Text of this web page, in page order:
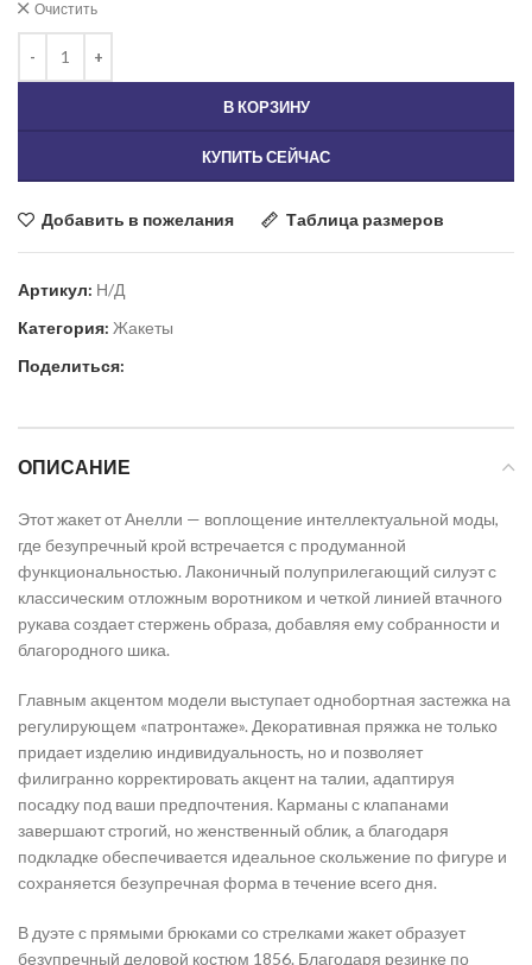
Очистить
В КОРЗИНУ
КУПИТЬ СЕЙЧАС
Добавить в пожелания Таблица размеров
Артикул: Н/Д
Категория: Жакеты
Поделиться:
ОПИСАНИЕ
Этот жакет от Анелли — воплощение интеллектуальной моды,
где безупречный крой встречается с продуманной
функциональностью. Лаконичный полуприлегающий силуэт с
классическим отложным воротником и четкой линией втачного
рукава создает стержень образа, добавляя ему собранности и
благородного шика.
Главным акцентом модели выступает однобортная застежка на
регулирующем «патронтаже». Декоративная пряжка не только
придает изделию индивидуальность, но и позволяет
филигранно корректировать акцент на талии, адаптируя
посадку под ваши предпочтения. Карманы с клапанами
завершают строгий, но женственный облик, а благодаря
подкладке обеспечивается идеальное скольжение по фигуре и
сохраняется безупречная форма в течение всего дня.
В дуэте с прямыми брюками со стрелками жакет образует
безупречный деловой костюм 1856. Благодаря резинке по